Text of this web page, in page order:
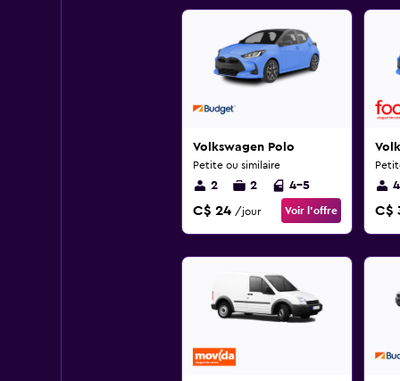
Volkswagen Polo
Petite ou similaire
2 2 4-5
C$ 24 /jour Voir l’offre
4
C$